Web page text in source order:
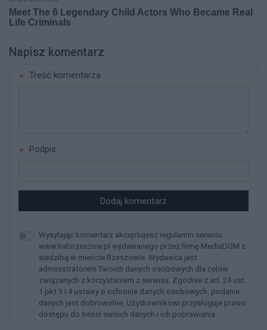
Napisz komentarz
Treść komentarza
Podpis
Dodaj komentarz
Wysyłając komentarz akceptujesz regulamin serwisu
www.halorzeszow.pl wydawanego przez firmę MediaDOM z
siedzibą w mieście Rzeszowie. Wydawca jest
administratorem Twoich danych osobowych dla celów
związanych z korzystaniem z serwisu. Zgodnie z art. 24 ust.
1 pkt 3 i 4 ustawy o ochronie danych osobowych, podanie
danych jest dobrowolne, Użytkownikowi przysługuje prawo
dostępu do treści swoich danych i ich poprawiania.